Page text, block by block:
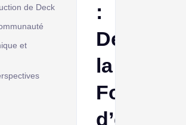
de Deck
et
:
la